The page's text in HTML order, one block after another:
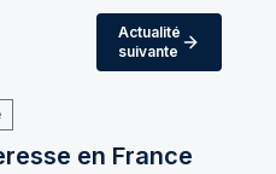
Actualité
suivante
en France